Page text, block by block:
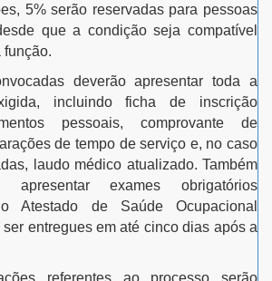
5% serão reservadas para pessoas
que a condição seja compatível
função.
deverão apresentar toda a
incluindo ficha de inscrição
pessoais, comprovante de
de tempo de serviço e, no caso
laudo médico atualizado. Também
apresentar exames obrigatórios
Atestado de Saúde Ocupacional
entregues em até cinco dias após a
referentes ao processo serão